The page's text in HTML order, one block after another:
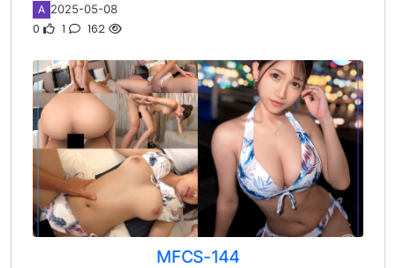
A 2025-05-08
0 1 162
MFCS-144